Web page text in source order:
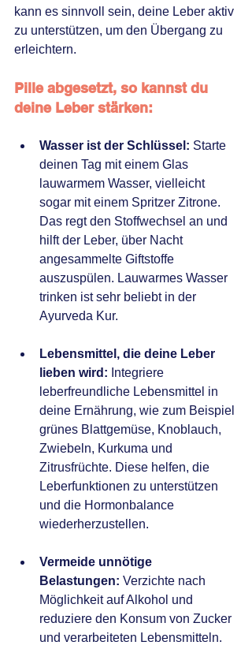
kann es sinnvoll sein, deine Leber aktiv
zu unterstützen, um den Übergang zu
erleichtern.
Pille abgesetzt, so kannst du
deine Leber stärken:
Wasser ist der Schlüssel: Starte
deinen Tag mit einem Glas
lauwarmem Wasser, vielleicht
sogar mit einem Spritzer Zitrone.
Das regt den Stoffwechsel an und
hilft der Leber, über Nacht
angesammelte Giftstoffe
auszuspülen. Lauwarmes Wasser
trinken ist sehr beliebt in der
Ayurveda Kur.
Lebensmittel, die deine Leber
lieben wird: Integriere
leberfreundliche Lebensmittel in
deine Ernährung, wie zum Beispiel
grünes Blattgemüse, Knoblauch,
Zwiebeln, Kurkuma und
Zitrusfrüchte. Diese helfen, die
Leberfunktionen zu unterstützen
und die Hormonbalance
wiederherzustellen.
Vermeide unnötige
Belastungen: Verzichte nach
Möglichkeit auf Alkohol und
reduziere den Konsum von Zucker
und verarbeiteten Lebensmitteln.